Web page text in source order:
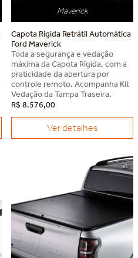
Maverick
Capota Rígida Retrátil Automática
Ford Maverick
Toda a segurança e vedação
máxima da Capota Rígida, com a
praticidade da abertura por
controle remoto. Acompanha Kit
Vedação da Tampa Traseira.
R$ 8.576,00
Ver detalhes